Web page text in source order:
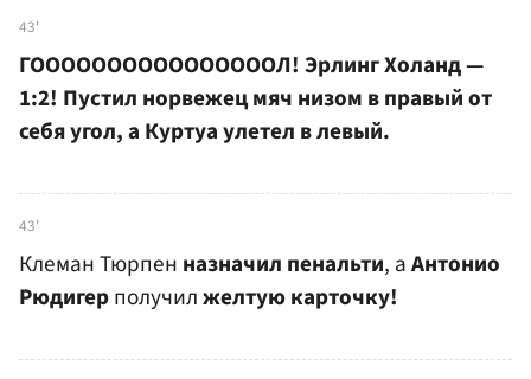
43'
ГООООООООООООООООЛ! Эрлинг Холанд —
1:2! Пустил норвежец мяч низом в правый от
себя угол, а Куртуа улетел в левый.
43'
Клеман Тюрпен назначил пенальти, аАнтонио
Рюдигерполучилжелтую карточку!